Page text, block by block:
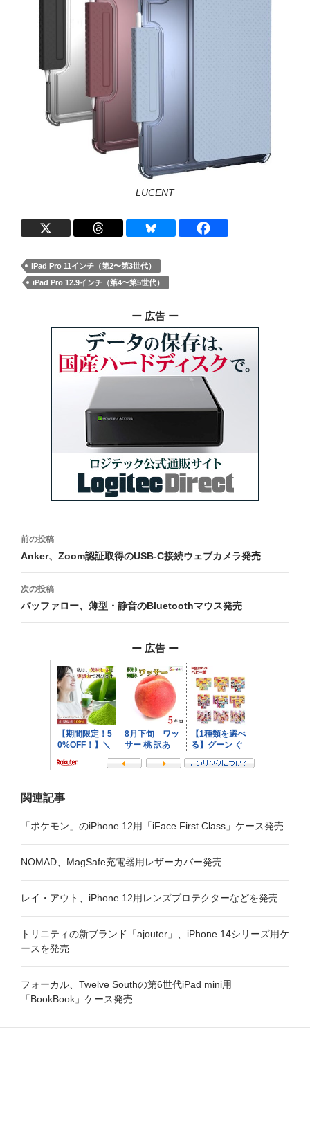
LUCENT
iPad Pro 11インチ（第2〜第3世代）
iPad Pro 12.9インチ（第4〜第5世代）
ー 広告 ー
投
稿
ナ
ビ
前の投稿
Anker、Zoom認証取得のUSB-C接続ウェブカメラ発売
次の投稿
バッファロー、薄型・静音のBluetoothマウス発売
ー 広告 ー
関連記事
「ポケモン」のiPhone 12用「iFace First Class」ケース発売
NOMAD、MagSafe充電器用レザーカバー発売
レイ・アウト、iPhone 12用レンズプロテクターなどを発売
トリニティの新ブランド「ajouter」、iPhone 14シリーズ用ケ
ースを発売
フォーカル、Twelve Southの第6世代iPad mini用
「BookBook」ケース発売